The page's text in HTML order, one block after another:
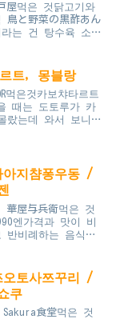
屋먹은 것닭고기와
と野菜の黒酢あん
는 건 탕수육 소스
을 넣...
르트, 몽블랑
먹은것카보챠타르트
때는 도토루가 카
랐는데 와서 보니
아지챰퐁우동 /
華屋与兵衛먹은 것
엔가격과 맛이 비
반비례하는 음식이
있겠지.....
오토사쯔꾸리 /
쿠
食堂먹은 것